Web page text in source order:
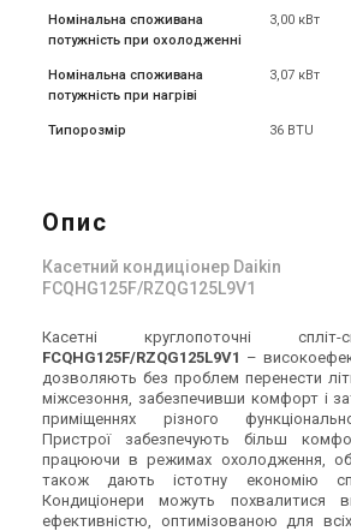
Номінальна споживана
потужність при охолодженні
3,00 кВт
Номінальна споживана
потужність при нагріві
3,07 кВт
Типорозмір 36 BTU
Опис
Касетний кондиціонер Daikin
FCQHG125F/RZQG125L9V1
Касетні круглопоточні
FCQHG125F/RZQG125L9V1 –
дозволяють без проблем перенести
міжсезоння, забезпечивши комфорт і
приміщеннях різного
Пристрої забезпечують більш
працюючи в режимах охолодження,
також дають істотну економію
Кондиціонери можуть похвалитися
ефективністю, оптимізованою для